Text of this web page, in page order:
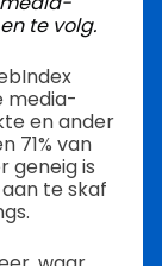
te volg.
media-
en ander
71% van
geneig is
te skaf